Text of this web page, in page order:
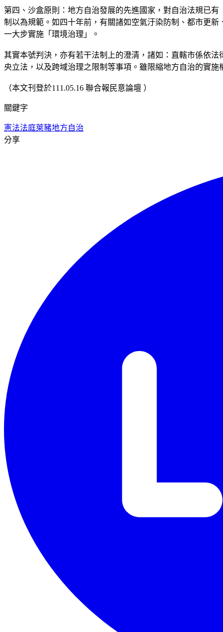
第四、沙盒原則：地方自治發展的先進國家，對自治法規已
制以為規範。如四十年前，有關諸如空氣汙染防制、都市更
一大步實施「環境治理」。
其實本號判決，亦有若干法制上的澄清，諸如：直轄市係依
央立法，以及跨域治理之限制等事項。雖限縮地方自治的實
（本文刊登於111.05.16 聯合報民意論壇 ）
關鍵字
憲法法庭萊豬地方自治
分享